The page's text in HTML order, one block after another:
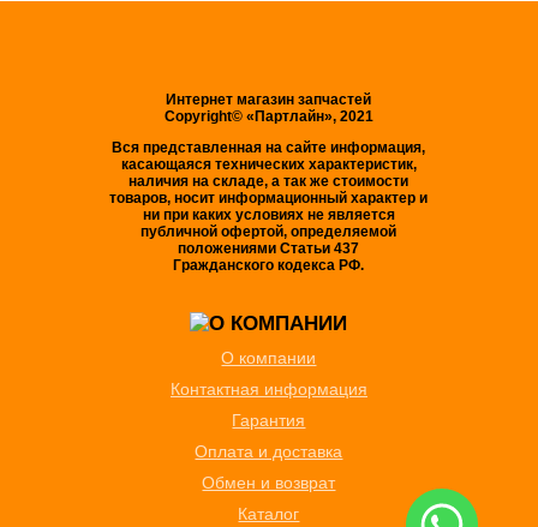
Интернет магазин запчастей
Copyright© «Партлайн», 2021
Вся представленная на сайте информация,
касающаяся технических характеристик,
наличия на складе, а так же стоимости
товаров, носит информационный характер и
ни при каких условиях не является
публичной офертой, определяемой
положениями Статьи 437
Гражданского кодекса РФ.
О компании
Контактная информация
Гарантия
Оплата и доставка
Обмен и возврат
Каталог